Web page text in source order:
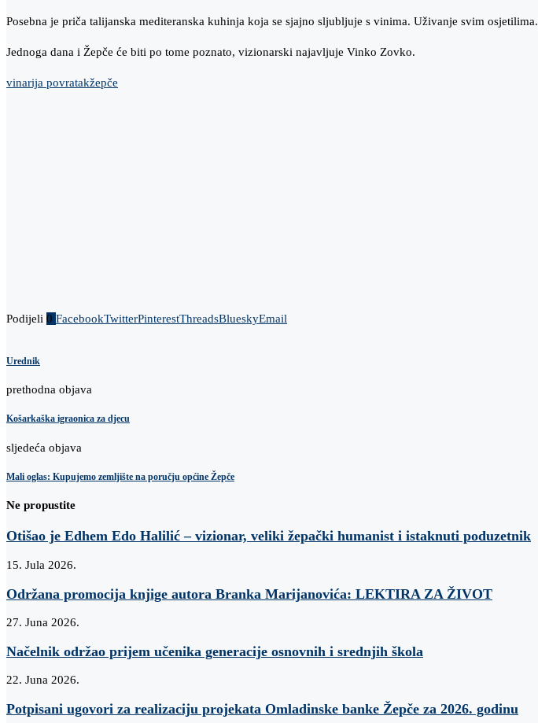
Posebna je priča talijanska mediteranska kuhinja koja se sjajno sljubljuje s vinima. Uživanje svim osjetilima.
Jednoga dana i Žepče će biti po tome poznato, vizionarski najavljuje Vinko Zovko.
vinarija povratakžepče
Podijeli 0 FacebookTwitterPinterestThreadsBlueskyEmail
Urednik
prethodna objava
Košarkaška igraonica za djecu
sljedeća objava
Mali oglas: Kupujemo zemljište na poručju općine Žepče
Ne propustite
Otišao je Edhem Edo Halilić – vizionar, veliki žepački humanist i istaknuti poduzetnik
15. Jula 2026.
Održana promocija knjige autora Branka Marijanovića: LEKTIRA ZA ŽIVOT
27. Juna 2026.
Načelnik održao prijem učenika generacije osnovnih i srednjih škola
22. Juna 2026.
Potpisani ugovori za realizaciju projekata Omladinske banke Žepče za 2026. godinu